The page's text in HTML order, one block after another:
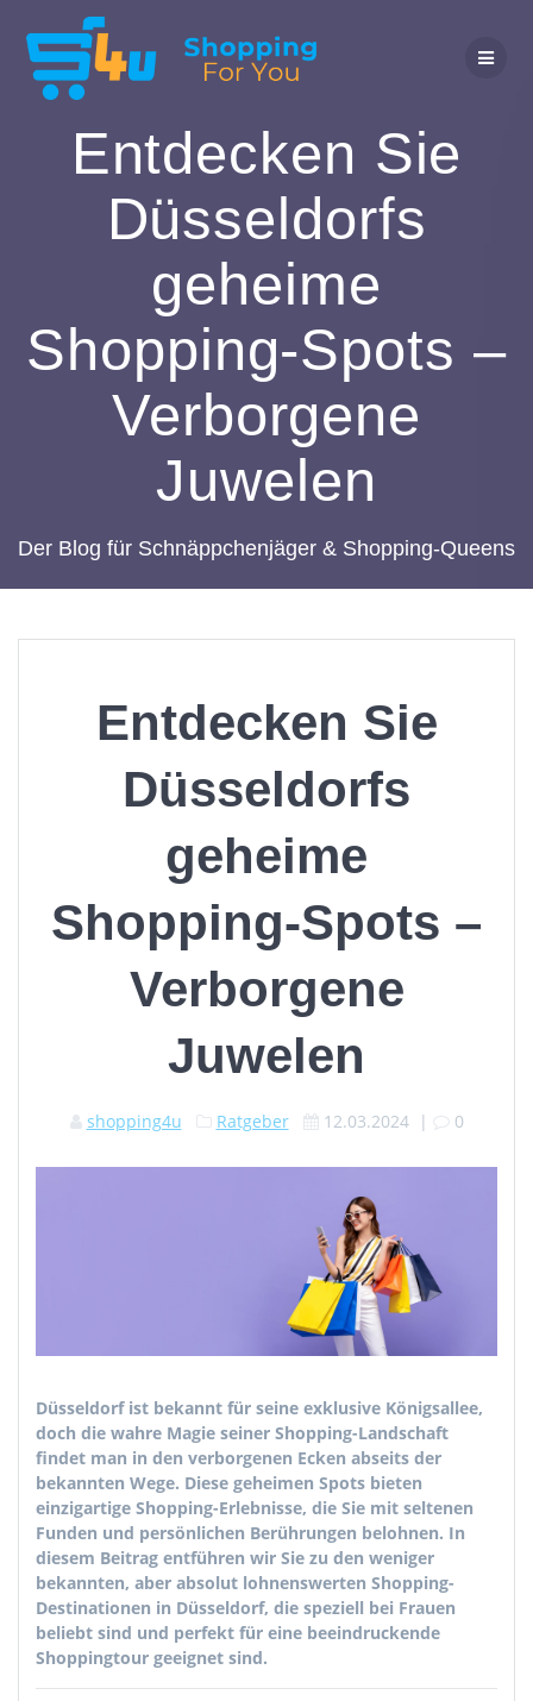
Inhalt
springen
Entdecken Sie
Düsseldorfs
geheime
Shopping-Spots –
Verborgene
Juwelen
Der Blog für Schnäppchenjäger & Shopping-Queens
Entdecken Sie
Düsseldorfs
geheime
Shopping-Spots –
Verborgene
Juwelen
shopping4u Ratgeber 12.03.2024| 0
Düsseldorf ist bekannt für seine exklusive Königsallee,
doch die wahre Magie seiner Shopping-Landschaft
findet man in den verborgenen Ecken abseits der
bekannten Wege. Diese geheimen Spots bieten
einzigartige Shopping-Erlebnisse, die Sie mit seltenen
Funden und persönlichen Berührungen belohnen. In
diesem Beitrag entführen wir Sie zu den weniger
bekannten, aber absolut lohnenswerten Shopping-
Destinationen in Düsseldorf, die speziell bei Frauen
beliebt sind und perfekt für eine beeindruckende
Shoppingtour geeignet sind.